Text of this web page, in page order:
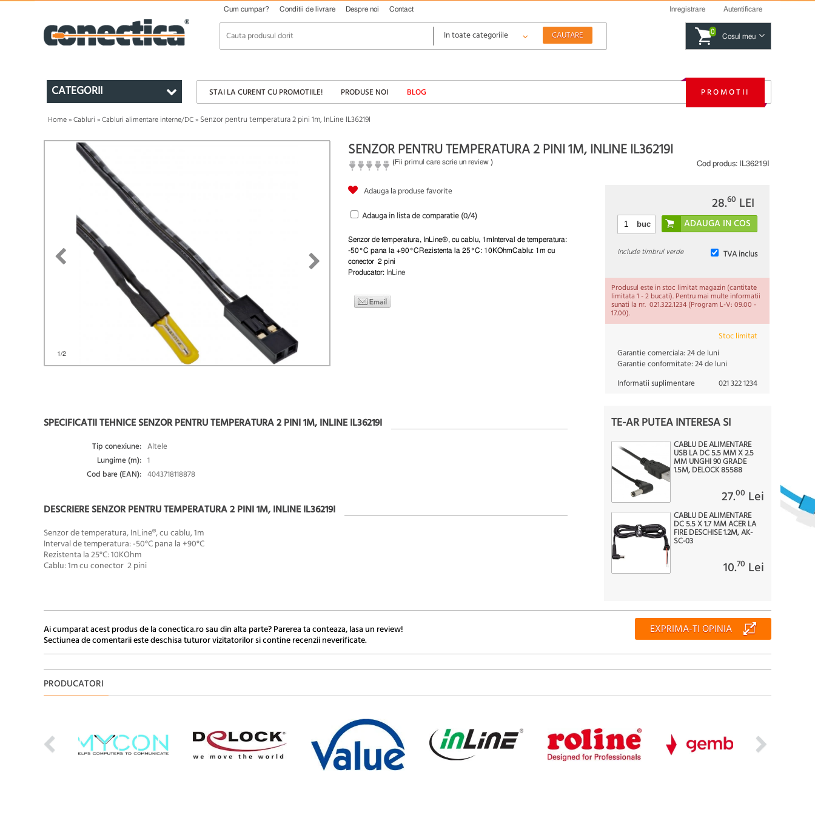
Cum cumpar? Conditii de livrare Despre noi Contact Inregistrare Autentificare
0
Cosul meu
CATEGORII STAI LA CURENT CU PROMOTIILE! PRODUSE NOI BLOG PROMOTII
Home»Cabluri »Cabluri alimentare interne/DC» Senzor pentru temperatura 2 pini 1m, InLine IL36219I
1/2
SENZOR PENTRU TEMPERATURA 2 PINI 1M, INLINE IL36219I
(Fii primul care scrie un review ) Cod produs: IL36219I
Adauga la produse favorite
Adauga in lista de comparatie (0/4)
Senzor de temperatura, InLine®, cu cablu, 1mInterval de temperatura:
-50°C pana la +90°CRezistenta la 25°C: 10KOhmCablu: 1m cu
conector 2 pini
Producator: InLine
28.60 LEI
buc
TVA inclus
Include timbrul verde
Produsul este in stoc limitat magazin (cantitate
limitata 1 - 2 bucati). Pentru mai multe informatii
sunati la nr. 021.322.1234 (Program L-V: 09.00 -
17.00).
Stoc limitat
Garantie comerciala:24 de luni
Garantie conformitate:24 de luni
Informatii suplimentare
021 322 1234
SPECIFICATII TEHNICE SENZOR PENTRU TEMPERATURA 2 PINI 1M, INLINE IL36219I
Tip conexiune: Altele
Lungime (m): 1
Cod bare (EAN): 4043718118878
DESCRIERE SENZOR PENTRU TEMPERATURA 2 PINI 1M, INLINE IL36219I
Senzor de temperatura, InLine®, cu cablu, 1m
Interval de temperatura: -50°C pana la +90°C
Rezistenta la 25°C: 10KOhm
Cablu: 1m cu conector 2 pini
TE-AR PUTEA INTERESA SI
CABLU DE ALIMENTARE
USB LA DC 5.5 MM X 2.5
MM UNGHI 90 GRADE
1.5M, DELOCK 85588
27.00 Lei
CABLU DE ALIMENTARE
DC 5.5 X 1.7 MM ACER LA
FIRE DESCHISE 1.2M, AK-
SC-03
10.70 Lei
Ai cumparat acest produs de la conectica.ro sau din alta parte? Parerea ta conteaza, lasa un review!
Sectiunea de comentarii este deschisa tuturor vizitatorilor si contine recenzii neverificate.
EXPRIMA-TI OPINIA
PRODUCATORI